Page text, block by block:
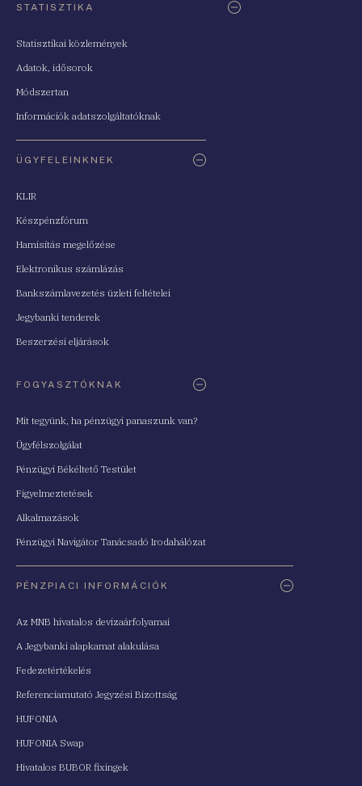
STATISZTIKA
Statisztikai közlemények
Adatok, idősorok
Módszertan
Információk adatszolgáltatóknak
ÜGYFELEINKNEK
KLIR
Készpénzfórum
Hamisítás megelőzése
Elektronikus számlázás
Bankszámlavezetés üzleti feltételei
Jegybanki tenderek
Beszerzési eljárások
FOGYASZTÓKNAK
Mit tegyünk, ha pénzügyi panaszunk van?
Ügyfélszolgálat
Pénzügyi Békéltető Testület
Figyelmeztetések
Alkalmazások
Pénzügyi Navigátor Tanácsadó Irodahálózat
PÉNZPIACI INFORMÁCIÓK
Az MNB hivatalos devizaárfolyamai
A Jegybanki alapkamat alakulása
Fedezetértékelés
Referenciamutató Jegyzési Bizottság
HUFONIA
HUFONIA Swap
Hivatalos BUBOR fixingek